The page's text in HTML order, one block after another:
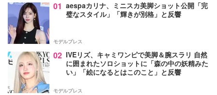
01 aespaカリナ、ミニスカ美脚ショット公開「完
璧なスタイル」「輝きが別格」と反響
モデルプレス
02 IVEリズ、キャミワンピで美脚＆腕スラリ 自然
に囲まれたソロショットに「森の中の妖精みた
い」「絵になるとはこのこと」と反響
モデルプレス